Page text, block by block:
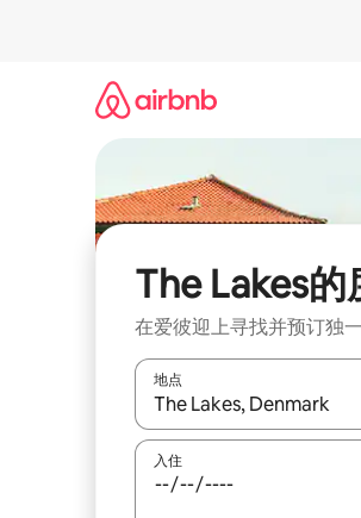
The Lakes的
在爱彼迎上寻找并预订独
地点
如有搜索结果，请使用上下
入住